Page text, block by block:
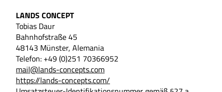
LANDS CONCEPT
Tobias Daur
Bahnhofstraße 45
48143 Münster, Alemania
Telefon: +49 (0)251 70366952
mail@lands-concepts.com
https://lands-concepts.com/